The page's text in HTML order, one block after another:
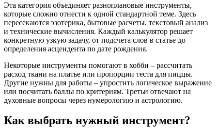
Эта категория объединяет разноплановые инструменты,
которые сложно отнести к одной стандартной теме. Здесь
пересекаются эзотерика, бытовые расчеты, текстовый анализ
и технические вычисления. Каждый калькулятор решает
конкретную узкую задачу, от подсчета слов в статье до
определения асцендента по дате рождения.
Некоторые инструменты помогают в хобби – рассчитать
расход ткани на платье или пропорции теста для пиццы.
Другие нужны для работы – упростить логическое выражение
или посчитать баллы по критериям. Третьи отвечают на
духовные вопросы через нумерологию и астрологию.
Как выбрать нужный инструмент?